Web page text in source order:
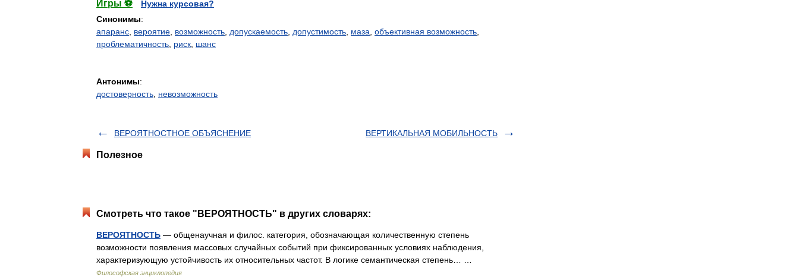
Игры ⚽
Нужна курсовая?
Синонимы:
апаранс вероятие возможность допускаемость допустимость маза объективная возможность
проблематичность риск шанс
Антонимы:
достоверность невозможность
ВЕРОЯТНОСТНОЕ ОБЪЯСНЕНИЕ ВЕРТИКАЛЬНАЯ МОБИЛЬНОСТЬ
Полезное
Смотреть что такое "ВЕРОЯТНОСТЬ" в других словарях:
ВЕРОЯТНОСТЬ — общенаучная и филос. категория, обозначающая количественную степень
возможности появления массовых случайных событий при фиксированных условиях наблюдения,
характеризующую устойчивость их относительных частот. В логике семантическая степень… …
Философская энциклопедия